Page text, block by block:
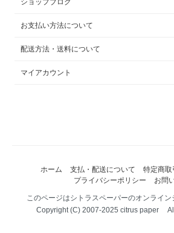
お支払い方法について
配送方法・送料について
マイアカウント
ホーム 支払・配送について
特定商取
プライバシーポリシー
お問
このページはシトラスペーパーのオンライン
Copyright (C) 2007-2025 citrus paper